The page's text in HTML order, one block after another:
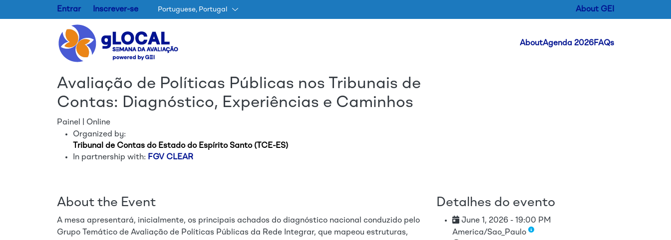
Passar para o conteúdo principal
Entrar Inscrever-se Portuguese, Portugal About GEI
Header Menu
AboutAgenda 2026FAQs
Avaliação de Políticas Públicas nos Tribunais de
Contas: Diagnóstico, Experiências e Caminhos
Painel | Online
Organized by:
Tribunal de Contas do Estado do Espírito Santo (TCE-ES)
In partnership with: FGV CLEAR
About the Event
A mesa apresentará, inicialmente, os principais achados do diagnóstico nacional conduzido pelo
Grupo Temático de Avaliação de Políticas Públicas da Rede Integrar, que mapeou estruturas,
Detalhes do evento
June 1, 2026 - 19:00 PM
America/Sao_Paulo